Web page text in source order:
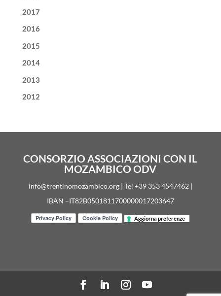
2017
2016
2015
2014
2013
2012
CONSORZIO ASSOCIAZIONI CON IL
MOZAMBICO ODV
info@trentinomozambico.org | Tel +39 353 4547462 |
IBAN –IT82B0501811700000017203647
Aggiorna preferenze